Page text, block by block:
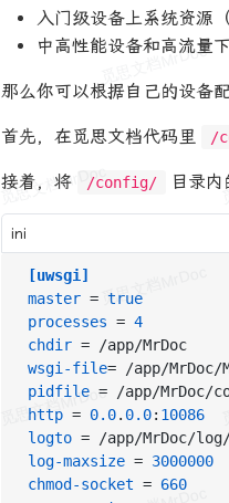
入门级设备上系统资源
中高性能设备和高流量
那么你可以根据自己的设备
首先，在觅思文档代码里 /
接着，将 /config/ 目录内
ini
[uwsgi]
master = true
processes = 4
chdir = /
wsgi-file= /app/MrDoc/
pidfile = /app/MrDoc/
http = 0.0. 0.0: 10086
logto = /app/MrDoc/
log-maxsize = 3000000
chmod-socket = 660